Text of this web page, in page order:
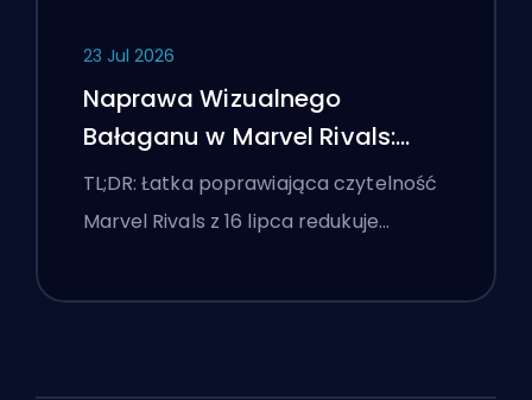
23 Jul 2026
Naprawa Wizualnego
Bałaganu w Marvel Rivals:
Najlepsze Ustawienia
Konkurencyjne Po Łatce z 16
TL;DR: Łatka poprawiająca czytelność
Marvel Rivals z 16 lipca redukuje…